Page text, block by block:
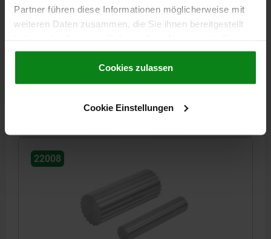
Partner führen diese Informationen möglicherweise mit
weiteren Daten zusammen, die Sie ihnen bereitgestellt
gesammelt haben.Cookie Richtlinien
Datenschutz|AGB
Cookies zulassen
Cookie Einstellungen
ZAHNWELLE PROFIL AT5 D=27,4 L=140, N=18
ALUMINIUM
22008